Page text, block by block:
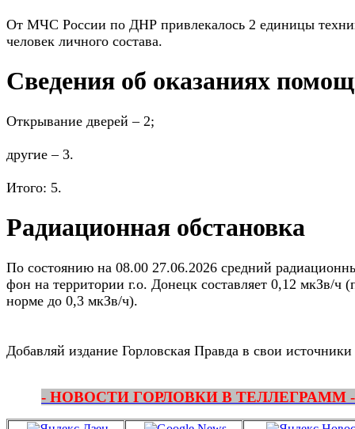
От МЧС России по ДНР привлекалось 2 единицы
человек личного состава.
Сведения об оказаниях
Открывание дверей – 2;
другие – 3.
Итого: 5.
Радиационная обстановка
По состоянию на 08.00 27.06.2026 средний
фон на территории г.о. Донецк составляет 0,12 мкЗв/ч
норме до 0,3 мкЗв/ч).
Добавляй издание Горловская Правда в свои источники
- НОВОСТИ ГОРЛОВКИ В ТЕЛЛЕГРАММ -